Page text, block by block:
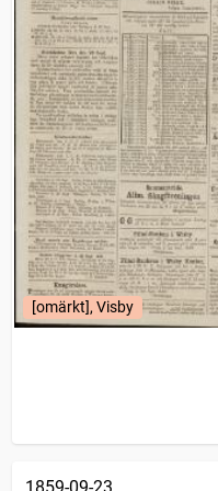
[omärkt], Visby